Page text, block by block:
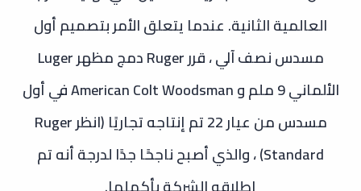
العالمية الثانية. عندما يتعلق الأمر بتصميم أول
مسدس نصف آلي ، قرر Ruger دمج مظهر Luger
الألماني 9 ملم و American Colt Woodsman في أول
مسدس من عيار 22 تم إنتاجه تجاريًا (انظر Ruger
Standard) ، والذي أصبح ناجحًا جدًا لدرجة أنه تم